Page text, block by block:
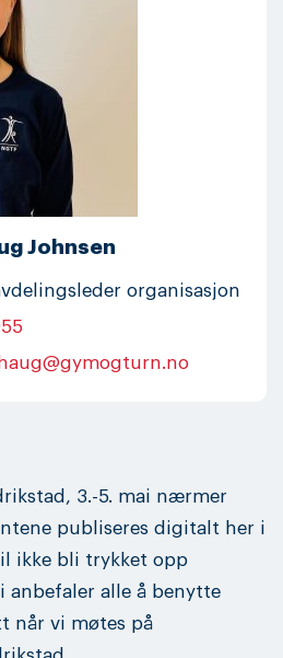
Johnsen
organisasjon
3.-5. mai nærmer
publiseres digitalt her i
ikke bli trykket opp
anbefaler alle å benytte
når vi møtes på